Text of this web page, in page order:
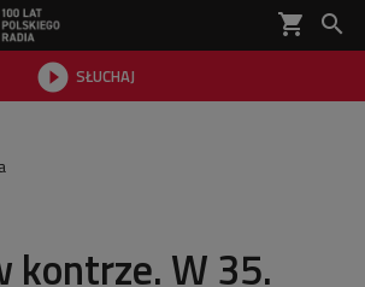
shopping_cart 
 SŁUCHAJ

kontrze. W 35.